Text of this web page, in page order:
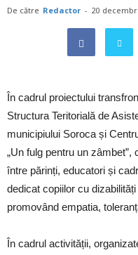
De către Redactor - 20
În cadrul proiectului
Structura Teritorială de
municipiului Soroca și
„Un fulg pentru un
între părinți, educatori și
dedicat copiilor cu
promovând empatia,
În cadrul activității,